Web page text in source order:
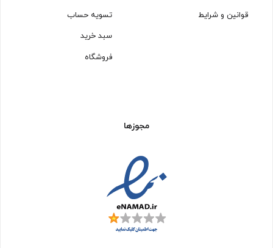
قوانین و شرایط
تسویه حساب
سبد خرید
فروشگاه
مجوزها